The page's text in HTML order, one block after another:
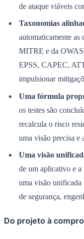
Palmeiras
de ataque viáveis
Taxonomias
automaticamente as
MITRE e da
EPSS, CAPEC,
impulsionar
Uma fórmula
os testes são
recalcula o risco
uma visão precisa e
Uma visão
de um aplicativo e a
uma visão unificada
de segurança,
Do projeto à